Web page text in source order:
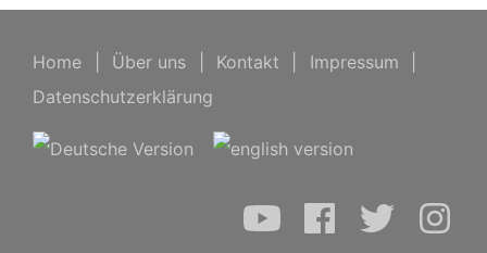
Home Über uns Kontakt Impressum
Datenschutzerklärung